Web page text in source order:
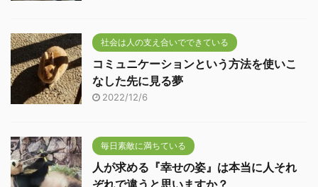
社会は人の支え合いでできている
コミュニケーションという方法を使いこ
なした先に見る夢
2022/12/6
毎日素敵に満ちている
人が求める『幸せの姿』は本当に人それ
ぞれで違うと思いますか？